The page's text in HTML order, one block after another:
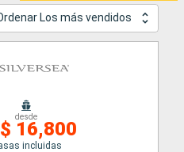
Los más vendidos
desde
16,800
incluidas